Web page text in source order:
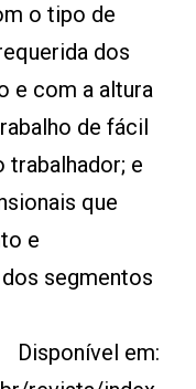
o tipo de
dos
e com a altura
de fácil
trabalhador; e
que
e
segmentos
Disponível em: